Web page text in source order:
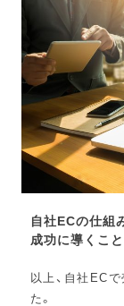
自社ECの仕組
成功に導くこ
以上、自社EC
た。